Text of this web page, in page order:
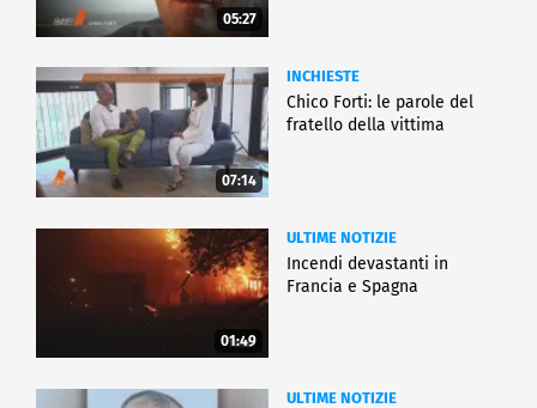
05:27
07:14
INCHIESTE
Chico Forti: le parole del
fratello della vittima
01:49
ULTIME NOTIZIE
Incendi devastanti in
Francia e Spagna
ULTIME NOTIZIE